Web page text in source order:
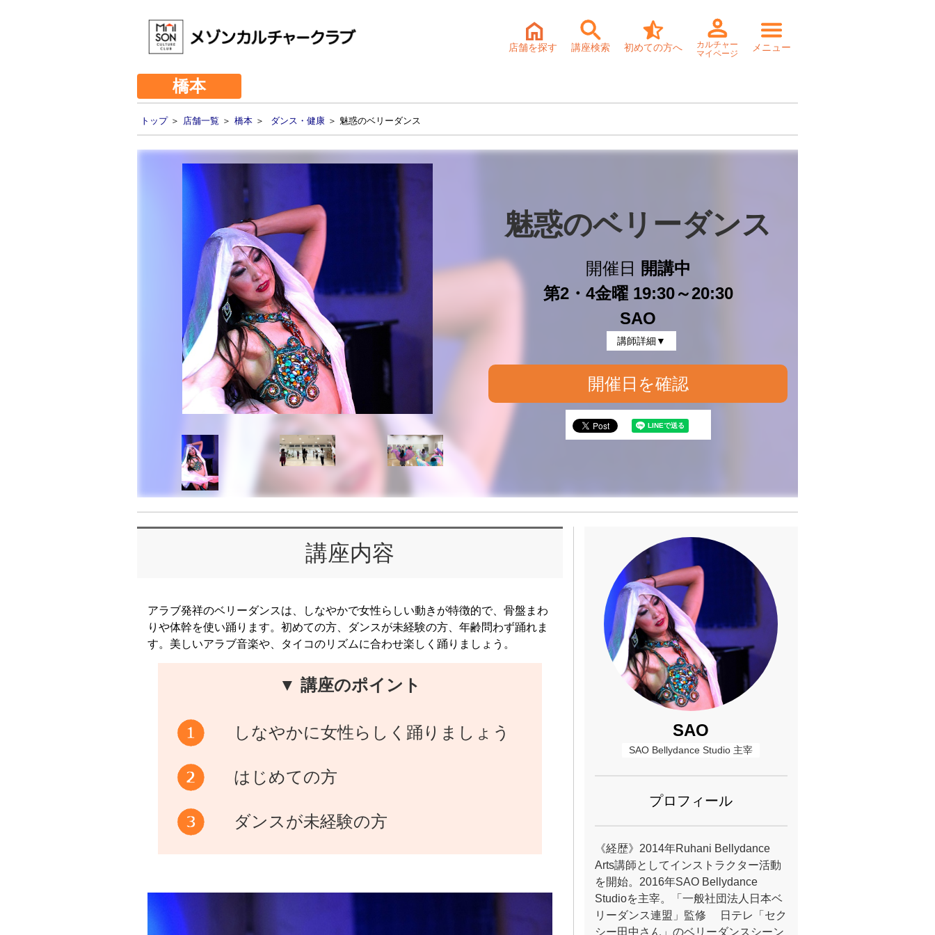
店舗を探す 講座検索 初めての方へ
カルチャー
マイページ
メニュー
橋本
トップ＞ 店舗一覧 ＞ 橋本 ＞ ダンス・健康 ＞ 魅惑のベリーダンス
魅惑のベリーダンス
開催日
開講中
第2・4金曜 19:30～20:30
SAO
講師詳細▼
開催日を確認
講座内容
アラブ発祥のベリーダンスは、しなやかで女性らしい動きが特徴的で、骨盤まわ
りや体幹を使い踊ります。初めての方、ダンスが未経験の方、年齢問わず踊れま
す。美しいアラブ音楽や、タイコのリズムに合わせ楽しく踊りましょう。
▼ 講座のポイント
しなやかに女性らしく踊りましょう
はじめての方
ダンスが未経験の方
SAO
SAO Bellydance Studio 主宰
プロフィール
《経歴》2014年Ruhani Bellydance
Arts講師としてインストラクター活動
を開始。2016年SAO Bellydance
Studioを主宰。「一般社団法人日本ベ
リーダンス連盟」監修 日テレ「セク
シー田中さん」のベリーダンスシーン